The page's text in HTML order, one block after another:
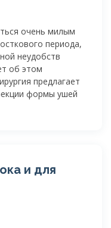
очень милым
периода,
неудобств
об этом
предлагает
формы ушей
и для